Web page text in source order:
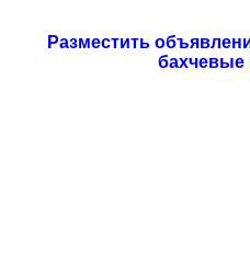
Разместить
бахчевые